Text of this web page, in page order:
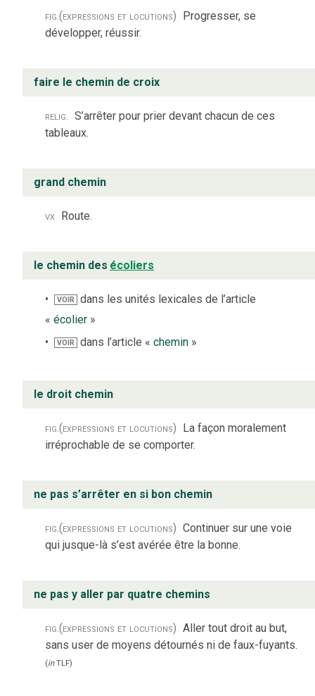
fig.(expressions et locutions) Progresser, se
développer, réussir.
faire le chemin de croix
relig. S’arrêter pour prier devant chacun de ces
tableaux.
grand chemin
vx Route.
le chemin des écoliers
VOIR
dans les unités lexicales de l’article
« écolier »
VOIR dans l’article «chemin »
le droit chemin
fig.(expressions et locutions) La façon moralement
irréprochable de se comporter.
ne pas s’arrêter en si bon chemin
fig.(expressions et locutions) Continuer sur une voie
qui jusque-là s’est avérée être la bonne.
ne pas y aller par quatre chemins
fig.(expressions et locutions) Aller tout droit au but,
sans user de moyens détournés ni de faux-fuyants.
(inTLF)